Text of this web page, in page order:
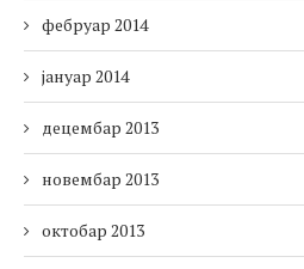
фебруар 2014
јануар 2014
децембар 2013
новембар 2013
октобар 2013